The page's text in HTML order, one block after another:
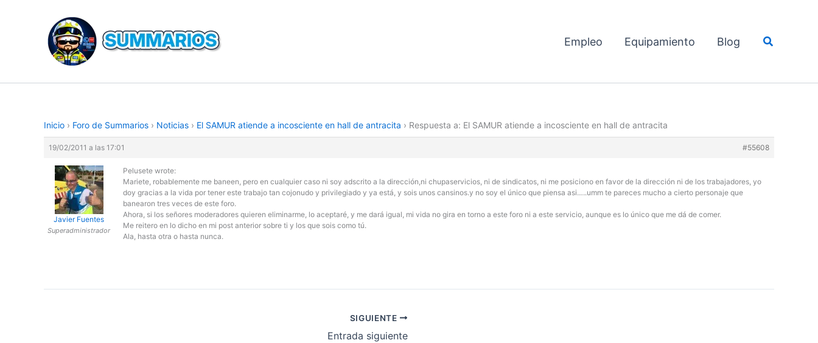
contenido
Empleo Equipamiento Blog Buscar
Inicio › Foro de Summarios › Noticias › El SAMUR atiende a incosciente en hall de antracita › Respuesta a: El SAMUR atiende a incosciente en hall de antracita
19/02/2011 a las 17:01 #55608
Javier Fuentes
Superadministrador
Pelusete wrote:
Mariete, robablemente me baneen, pero en cualquier caso ni soy adscrito a la dirección,ni chupaservicios, ni de sindicatos, ni me posiciono en favor de la dirección ni de los trabajadores, yo
doy gracias a la vida por tener este trabajo tan cojonudo y privilegiado y ya está, y sois unos cansinos.y no soy el único que piensa asi…..umm te pareces mucho a cierto personaje que
banearon tres veces de este foro.
Ahora, si los señores moderadores quieren eliminarme, lo aceptaré, y me dará igual, mi vida no gira en torno a este foro ni a este servicio, aunque es lo único que me dá de comer.
Me reitero en lo dicho en mi post anterior sobre ti y los que sois como tú.
Ala, hasta otra o hasta nunca.
SIGUIENTE
Entrada siguiente